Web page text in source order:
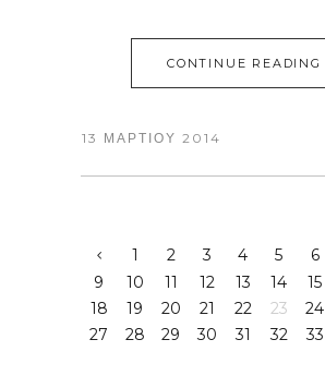
CONTINUE READING
13 ΜΑΡΤΊΟΥ 2014
1 2 3 4 5 6
9
10 11 12 13 14 15
18
19 20 21 22 23 24
27
28 29 30 31 32 33